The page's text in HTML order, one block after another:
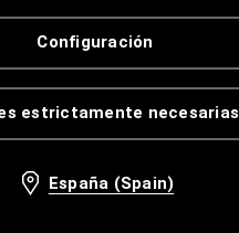
estrictamente necesarias
Configuración
España (Spain)